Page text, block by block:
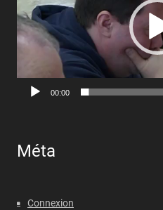
00:00
Méta
Connexion